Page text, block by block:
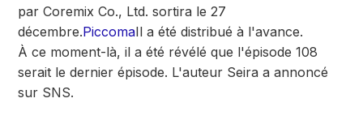
par Coremix Co., Ltd. sortira le 27
décembre.PiccomaIl a été distribué à l'avance.
À ce moment-là, il a été révélé que l'épisode 108
serait le dernier épisode. L'auteur Seira a annoncé
sur SNS.